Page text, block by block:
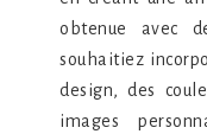
obtenue avec
souhaitiez
design, des
images